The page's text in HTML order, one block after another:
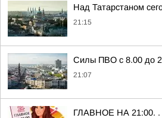
Над Татарстаном
21:15
Силы ПВО с 8.00 до
21:07
ГЛАВНОЕ НА 21:00. .